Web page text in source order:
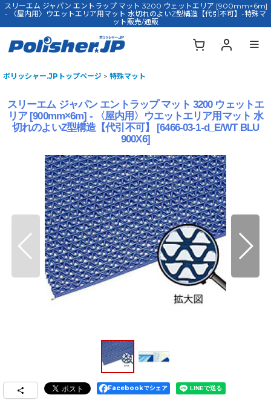
スリーエム ジャパン エントラップ マット 3200 ウェットエリア [900mm×6m]
- 〈屋内用〉ウエットエリア用マット 水切れのよいZ型構造【代引不可】-特殊マ
ット販売/通販
ポリッシャー.JPトップページ > 特殊マット
スリーエム ジャパン エントラップ マット 3200 ウェットエ
リア [900mm×6m] - 〈屋内用〉ウエットエリア用マット 水
切れのよいZ型構造【代引不可】
[6466-03-1-d_E/WT BLU
900X6]
Facebookでシェア